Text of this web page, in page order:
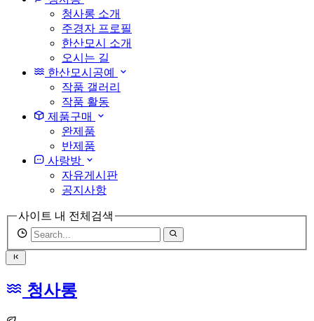
청사롱 소개
주경자 프로필
한산모시 소개
오시는 길
한산모시공예
작품 갤러리
작품 활동
제품구매
완제품
반제품
사랑방
자유게시판
공지사항
사이트 내 전체검색
검
색
어
수 청사롱